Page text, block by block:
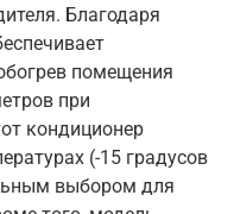
Благодаря
помещения
при
кондиционер
(-15 градусов
выбором для